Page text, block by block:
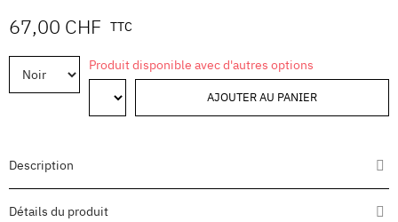
67,00 CHF TTC
Produit disponible avec d'autres options
AJOUTER AU PANIER
Description
Détails du produit